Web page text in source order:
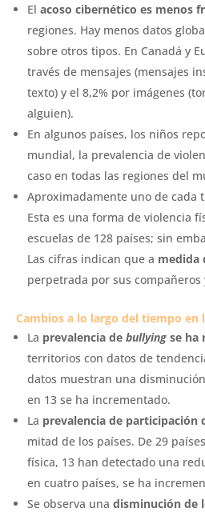
Elacoso cibernético es menos
regiones. Hay menos datos
sobre otros tipos. En Canadá y
través de mensajes (mensajes
texto) y el 8,2% por imágenes
alguien).
En algunos países, los niños
mundial, la prevalencia de
caso en todas las regiones del
Aproximadamente uno de cada
Esta es una forma de violencia
escuelas de 128 países; sin
Las cifras indican que a medida
perpetrada por sus
Cambios a lo largo del tiempo
La prevalencia debullying se ha
territorios con datos de
datos muestran una
en 13 se ha incrementado.
La prevalencia de participación
mitad de los países. De 29
física, 13 han detectado una
en cuatro países, se ha
Se observa unadisminución de